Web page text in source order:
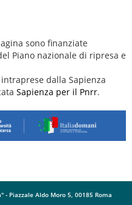
sono finanziate
Piano nazionale di ripresa e
dalla Sapienza
Sapienza per il Pnrr.
- Piazzale Aldo Moro 5, 00185 Roma